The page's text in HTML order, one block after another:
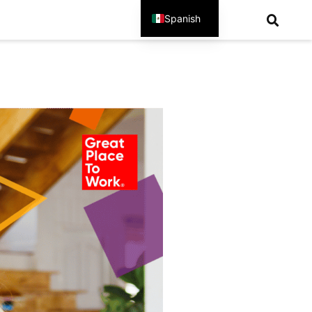
Spanish
English